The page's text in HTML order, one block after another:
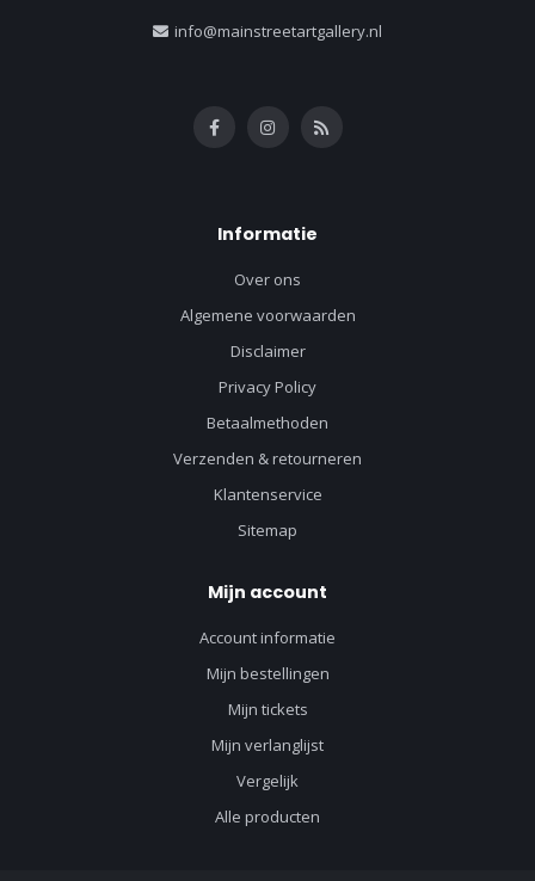
info@mainstreetartgallery.nl
Informatie
Over ons
Algemene voorwaarden
Disclaimer
Privacy Policy
Betaalmethoden
Verzenden & retourneren
Klantenservice
Sitemap
Mijn account
Account informatie
Mijn bestellingen
Mijn tickets
Mijn verlanglijst
Vergelijk
Alle producten